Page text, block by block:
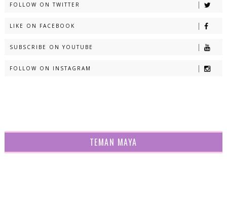
FOLLOW ON TWITTER
LIKE ON FACEBOOK
SUBSCRIBE ON YOUTUBE
FOLLOW ON INSTAGRAM
TEMAN MAYA